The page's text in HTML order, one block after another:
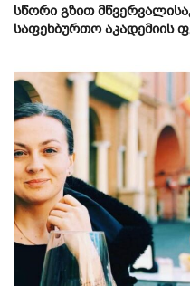
სწორი გზით
საფეხბურთო აკადემიის